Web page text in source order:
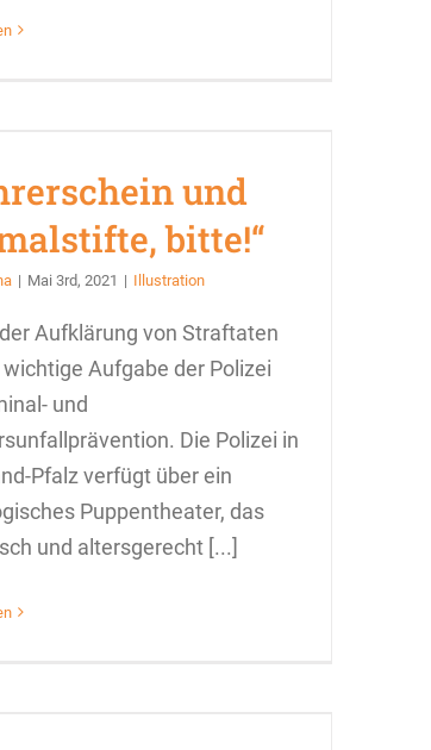
und
bitte!“
| Mai 3rd, 2021 | Illustration
Aufklärung von Straftaten
Aufgabe der Polizei
und
Die Polizei in
Pfalz verfügt über ein
Puppentheater, das
und altersgerecht [...]